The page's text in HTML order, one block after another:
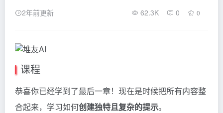
2年前更新 62.3K 0 0
课程
恭喜你已经学到了最后一章！现在是时候把所有内容整
合起来，学习如何创建独特且复杂的提示。